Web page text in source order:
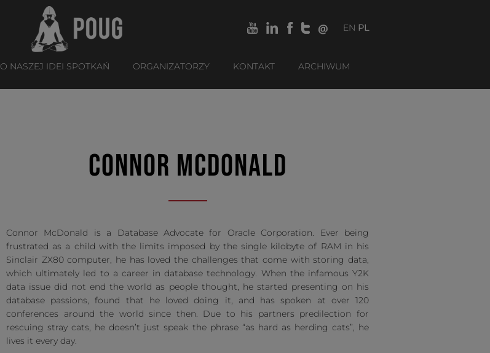
EN PL
O NASZEJ IDEI SPOTKAŃ ORGANIZATORZY KONTAKT ARCHIWUM
CONNOR MCDONALD
Connor McDonald is a Database Advocate for Oracle Corporation. Ever being
frustrated as a child with the limits imposed by the single kilobyte of RAM in his
Sinclair ZX80 computer, he has loved the challenges that come with storing data,
which ultimately led to a career in database technology. When the infamous Y2K
data issue did not end the world as people thought, he started presenting on his
database passions, found that he loved doing it, and has spoken at over 120
conferences around the world since then. Due to his partners predilection for
rescuing stray cats, he doesn’t just speak the phrase “as hard as herding cats”, he
lives it every day.